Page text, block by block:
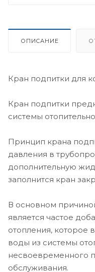
ОПИСАНИЕ
Кран подпитки для
Кран подпитки
системы
Принцип крана
давления в
дополнительную
заполнится кран
В основном
является частое
отопления, которое
воды из системы
несвоевременного
обслуживания.